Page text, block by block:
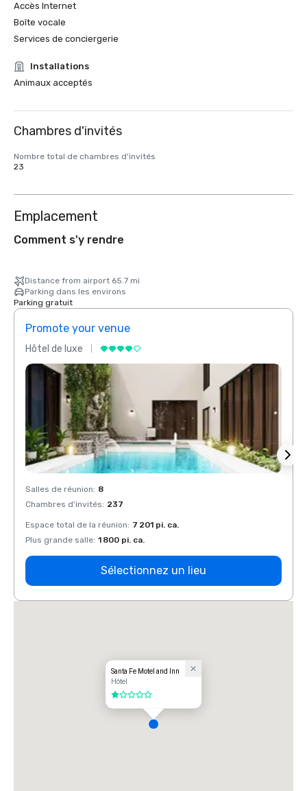
Accès Internet
Boîte vocale
Services de conciergerie
Installations
Animaux acceptés
Chambres d'invités
Nombre total de chambres d'invités
23
Emplacement
Comment s'y rendre
Distance from airport 65.7 mi
Parking dans les environs
Parking gratuit
Promote your venue
Hôtel de luxe
Salles de réunion: 8
Chambres d'invités: 237
Espace total de la réunion: 7 201 pi. ca.
Plus grande salle: 1 800 pi. ca.
Sélectionnez un lieu
Santa Fe Motel and Inn
Hôtel
1 sur 5